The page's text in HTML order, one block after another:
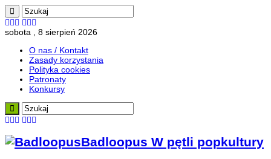
sobota , 8 sierpień 2026
O nas / Kontakt
Zasady korzystania
Polityka cookies
Patronaty
Konkursy
Badloopus W pętli popkultury